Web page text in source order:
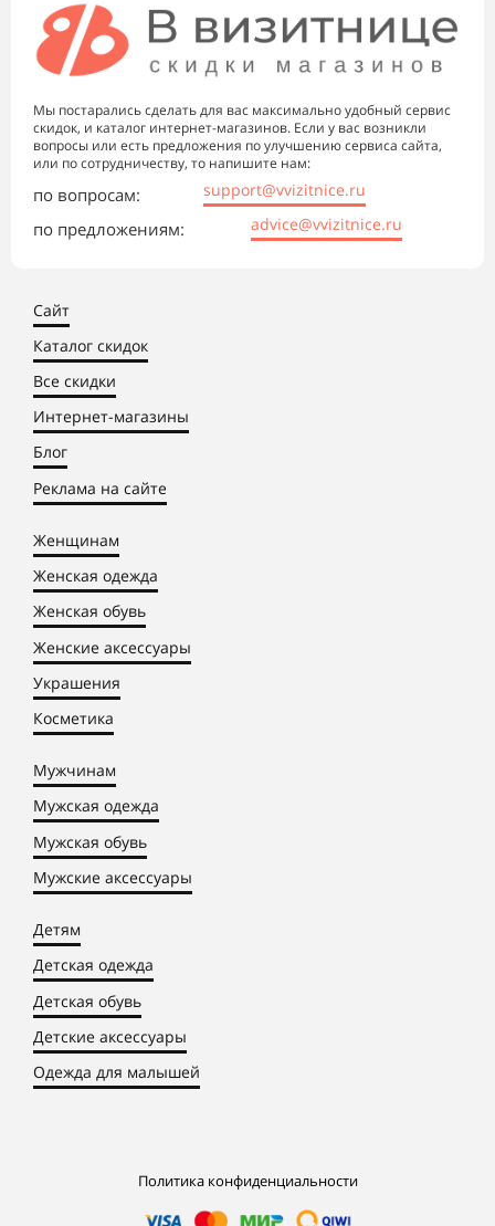
Мы постарались сделать для вас максимально удобный сервис
скидок, и каталог интернет-магазинов. Если у вас возникли
вопросы или есть предложения по улучшению сервиса сайта,
или по сотрудничеству, то напишите нам:
по вопросам: support@vvizitnice.ru
по предложениям: advice@vvizitnice.ru
Сайт
Каталог скидок
Все скидки
Интернет-магазины
Блог
Реклама на сайте
Женщинам
Женская одежда
Женская обувь
Женские аксессуары
Украшения
Косметика
Мужчинам
Мужская одежда
Мужская обувь
Мужские аксессуары
Детям
Детская одежда
Детская обувь
Детские аксессуары
Одежда для малышей
Политика конфиденциальности